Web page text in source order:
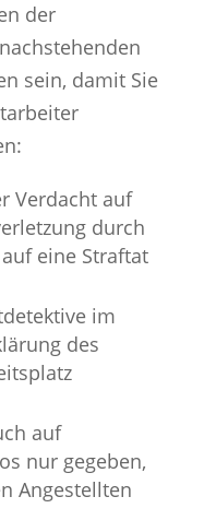
der
sein, damit Sie
Verdacht auf
durch
eine Straftat
im
des
auf
nur gegeben,
Angestellten